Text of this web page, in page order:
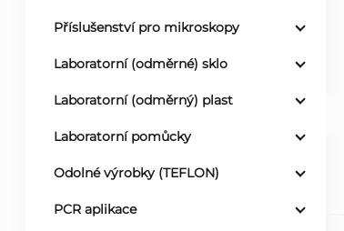
Příslušenství pro mikroskopy
Laboratorní (odměrné) sklo
Laboratorní (odměrný) plast
Laboratorní pomůcky
Odolné výrobky (TEFLON)
PCR aplikace